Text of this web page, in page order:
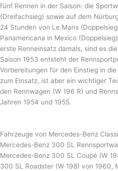
fünf Rennen in der Saison: die
(Dreifachsieg) sowie auf dem
24 Stunden von Le Mans
Panamericana in Mexico
erste Renneinsatz damals, sind es
Saison 1953 entsteht der
Vorbereitungen für den Einstieg in
zum Einsatz, ist aber ein wichtiger
den Rennwagen (W 196 R) und
Jahren 1954 und 1955.
Fahrzeuge von Mercedes-Benz
Mercedes-Benz 300 SL
Mercedes-Benz 300 SL Coupé (W
300 SL Roadster (W 198) von 1960,